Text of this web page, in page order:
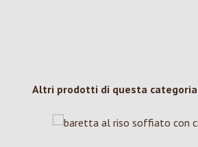
Salta la galleria dei prodotti
Altri prodotti di questa categoria